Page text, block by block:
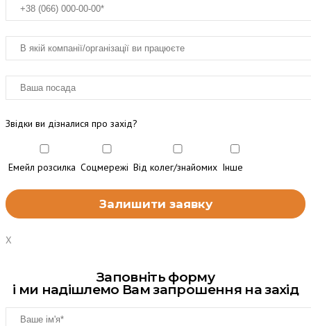
Звідки ви дізналися про захід?
Емейл розсилка Соцмережі Від колег/знайомих Інше
X
Заповніть форму
і ми надішлемо Вам запрошення на захід